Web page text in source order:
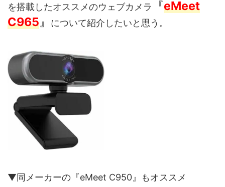
を搭載したオススメのウェブカメラ
『eMeet
C965』 について紹介したいと思う。
▼同メーカーの『eMeet C950』もオススメ